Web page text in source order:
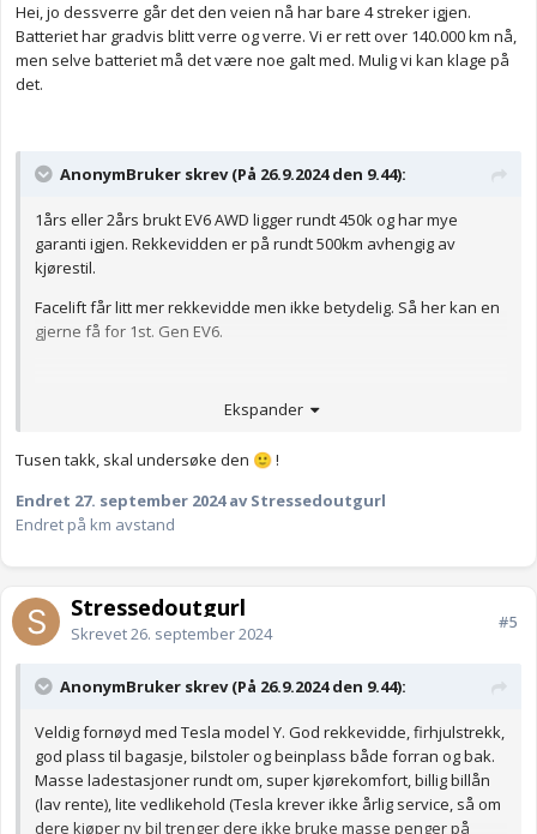
Hei, jo dessverre går det den veien nå har bare 4 streker igjen.
Batteriet har gradvis blitt verre og verre. Vi er rett over 140.000 km nå,
men selve batteriet må det være noe galt med. Mulig vi kan klage på
det.
AnonymBruker skrev (På 26.9.2024 den 9.44):
1års eller 2års brukt EV6 AWD ligger rundt 450k og har mye
garanti igjen. Rekkevidden er på rundt 500km avhengig av
kjørestil.
Facelift får litt mer rekkevidde men ikke betydelig. Så her kan en
gjerne få for 1st. Gen EV6.
Ekspander
Tusen takk, skal undersøke den 🙂 !
Endret 27. september 2024av Stressedoutgurl
Endret på km avstand
Stressedoutgurl
Skrevet26. september 2024
#5
AnonymBruker skrev (På 26.9.2024 den 9.44):
Veldig fornøyd med Tesla model Y. God rekkevidde, firhjulstrekk,
god plass til bagasje, bilstoler og beinplass både forran og bak.
Masse ladestasjoner rundt om, super kjørekomfort, billig billån
(lav rente), lite vedlikehold (Tesla krever ikke årlig service, så om
dere kjøper ny bil trenger dere ikke bruke masse penger på